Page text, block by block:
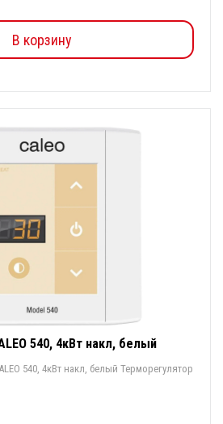
В корзину
540, 4кВт накл, белый
4кВт накл, белый Терморегулятор